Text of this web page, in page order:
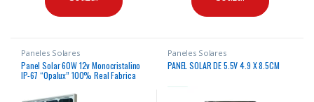
Paneles Solares
Panel Solar 60W 12v Monocristalino
IP-67 “Opalux” 100% Real Fabrica
cielos nublados o soleados
Paneles Solares
PANEL SOLAR DE 5.5V 4.9 X 8.5CM